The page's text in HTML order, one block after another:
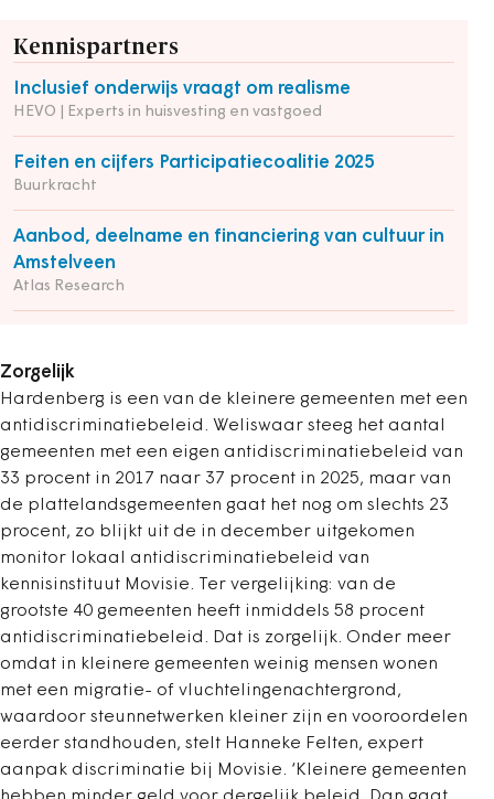
Kennispartners
Inclusief onderwijs vraagt om realisme
HEVO | Experts in huisvesting en vastgoed
Feiten en cijfers Participatiecoalitie 2025
Buurkracht
Aanbod, deelname en financiering van cultuur in
Amstelveen
Atlas Research
Zorgelijk
Hardenberg is een van de kleinere gemeenten met een
antidiscriminatiebeleid. Weliswaar steeg het aantal
gemeenten met een eigen antidiscriminatiebeleid van
33 procent in 2017 naar 37 procent in 2025, maar van
de plattelandsgemeenten gaat het nog om slechts 23
procent, zo blijkt uit de in december uitgekomen
monitor lokaal antidiscriminatiebeleid van
kennisinstituut Movisie. Ter vergelijking: van de
grootste 40 gemeenten heeft inmiddels 58 procent
antidiscriminatiebeleid. Dat is zorgelijk. Onder meer
omdat in kleinere gemeenten weinig mensen wonen
met een migratie- of vluchtelingenachtergrond,
waardoor steunnetwerken kleiner zijn en vooroordelen
eerder standhouden, stelt Hanneke Felten, expert
aanpak discriminatie bij Movisie. ‘Kleinere gemeenten